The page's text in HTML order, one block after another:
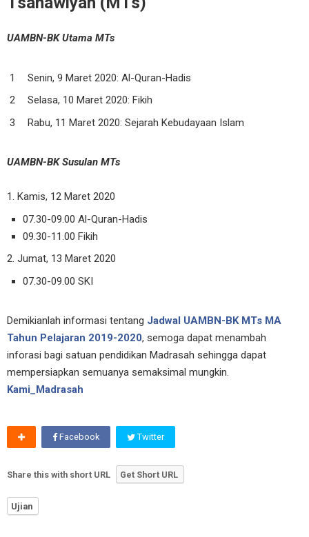
UAMBN-BK Utama MTs
Senin, 9 Maret 2020: Al-Quran-Hadis
Selasa, 10 Maret 2020: Fikih
Rabu, 11 Maret 2020: Sejarah Kebudayaan Islam
UAMBN-BK Susulan MTs
1. Kamis, 12 Maret 2020
07.30-09.00 Al-Quran-Hadis
09.30-11.00 Fikih
2. Jumat, 13 Maret 2020
07.30-09.00 SKI
Demikianlah informasi tentang Jadwal UAMBN-BK MTs MA
Tahun Pelajaran 2019-2020, semoga dapat menambah
inforasi bagi satuan pendidikan Madrasah sehingga dapat
mempersiapkan semuanya semaksimal mungkin.
Kami_Madrasah
Facebook Twitter
Share this with short URL Get Short URL
Ujian